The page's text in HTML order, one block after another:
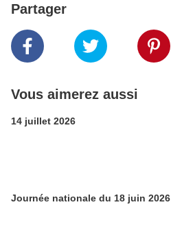
Partager
Vous aimerez aussi
14 juillet 2026
Journée nationale du 18 juin 2026